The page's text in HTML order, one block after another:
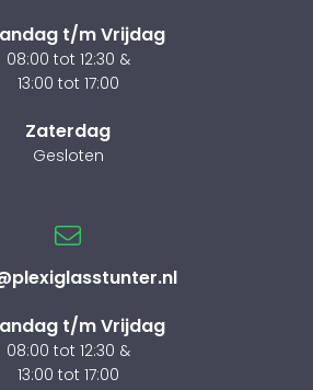
t/m Vrijdag
08:00 tot 12:30 &
13:00 tot 17:00
Zaterdag
Gesloten
t/m Vrijdag
08:00 tot 12:30 &
13:00 tot 17:00